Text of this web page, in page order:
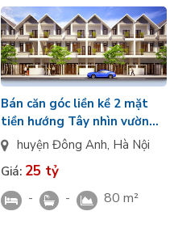
Bán căn góc liền kề 2 mặt
tiền hướng Tây nhìn vườn
hoa khu Cát Tường
huyện Đông Anh, Hà Nội
Giá: 25 tỷ
- - 80 m²